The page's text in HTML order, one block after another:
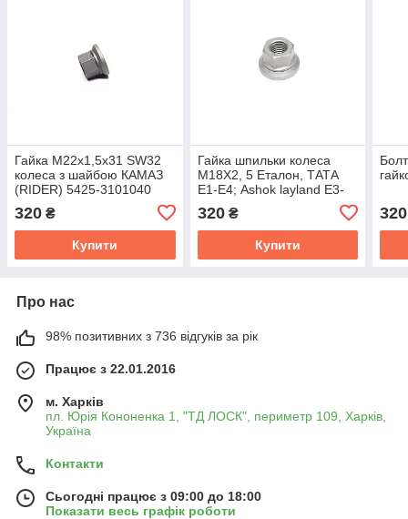
Гайка М22х1,5x31 SW32
колеса з шайбою КАМАЗ
(RIDER) 5425-3101040
320 ₴
Купити
Гайка шпильки колеса
М18Х2, 5 Еталон, ТАТА
Е1-Е4; Ashok layland Е3-
2640401001
320₴
Купити
320
Про нас
98% позитивних з 736 відгуків за рік
Працює з 22.01.2016
м. Харків
пл. Юрія Кононенка 1, "ТД ЛОСК", периметр 109, Харків,
Україна
Контакти
Сьогодні працює з 09:00 до 18:00
Показати весь графік роботи